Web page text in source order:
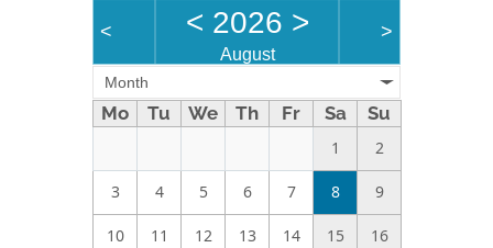
< < 2026 >
August
>
Month
Mo Tu We Th Fr Sa Su
1 2
3 4 5 6 7 8 9
10 11 12 13 14 15 16